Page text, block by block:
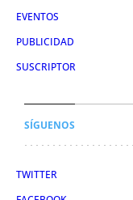
EVENTOS
PUBLICIDAD
SUSCRIPTOR
SÍGUENOS
TWITTER